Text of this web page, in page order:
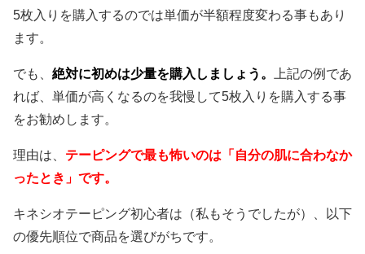
5枚入りを購入するのでは単価が半額程度変わる事もあり
ます。
でも、 絶対に初めは少量を購入しましょう。
上記の例であ
れば、単価が高くなるのを我慢して5枚入りを購入する事
をお勧めします。
理由は、 テーピングで最も怖いのは「自分の肌に合わなか
ったとき」です。
キネシオテーピング初心者は（私もそうでしたが）、以下
の優先順位で商品を選びがちです。